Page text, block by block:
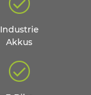
Industrie
Akkus